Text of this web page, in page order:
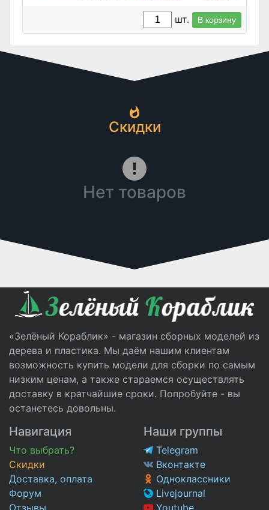
шт. В корзину
Скидки
Нет товаров
«Зелёный Кораблик» - магазин сборных моделей из
дерева и пластика. Мы даём нашим клиентам
возможность купить модели для сборки по самым
низким ценам, а также стараемся осуществлять
доставку в кратчайшие сроки. Попробуйте - вы
останетесь довольны.
Навигация
Что выбрать?
Скидки
Доставка, оплата
Форум
Отзывы
Наши группы
Telegram
Вконтакте
Одноклассники
Livejournal
Youtube